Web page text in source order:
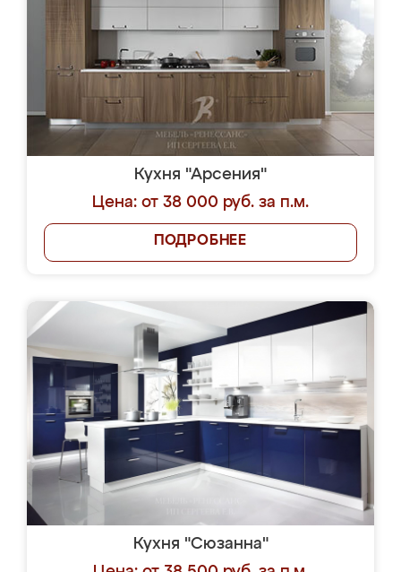
Кухня "Арсения"
Цена: от 38 000 руб. за п.м.
ПОДРОБНЕЕ
Кухня "Сюзанна"